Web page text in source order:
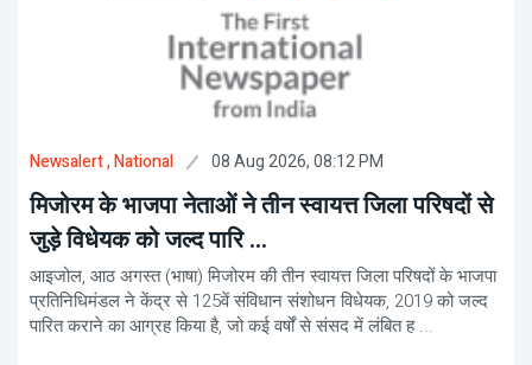
Newsalert, National 08 Aug 2026, 08:12 PM
मिजोरम के भाजपा नेताओं ने तीन स्वायत्त जिला परिषदों से
जुड़े विधेयक को जल्द पारि ...
आइजोल, आठ अगस्त (भाषा) मिजोरम की तीन स्वायत्त जिला परिषदों के भाजपा
प्रतिनिधिमंडल ने केंद्र से 125वें संविधान संशोधन विधेयक, 2019 को जल्द
पारित कराने का आग्रह किया है, जो कई वर्षों से संसद में लंबित ह ...